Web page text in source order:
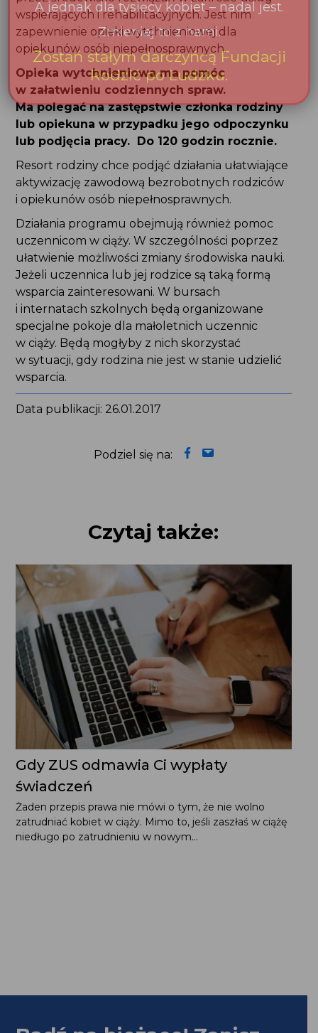
zapewnienie opieki wytchnieniowej dla
opiekunów osób niepełnosprawnych.
Opieka wytchnieniowa ma pomóc
w załatwieniu codziennych spraw. Ma polegać
na zastępstwie członka rodziny lub opiekuna
w przypadku jego odpoczynku lub podjęcia
pracy. Do 120 godzin rocznie.
Resort rodziny chce podjąć działania ułatwiające
i opiekunów osób niepełnosprawnych.
Działania programu obejmują również pomoc
ułatwienie możliwości zmiany środowiska nauki.
Jeżeli uczennica lub jej rodzice są taką formą
wsparcia zainteresowani. W bursach i internatach
szkolnych będą organizowane specjalne pokoje
dla małoletnich uczennic w ciąży. Będą mogłyby
z nich skorzystać w sytuacji, gdy rodzina nie jest
w stanie udzielić wsparcia.
Data publikacji: 26.01.2017
Podziel się na:
Gdy ZUS odmawia Ci wypłaty
świadczeń
Żaden przepis prawa nie mówi o tym, że nie wolno
zatrudniać kobiet w ciąży. Mimo to, jeśli zaszłaś w ciążę
niedługo po zatrudnieniu w nowym...
Bądź na bieżąco! Zapisz
się na newsletter: